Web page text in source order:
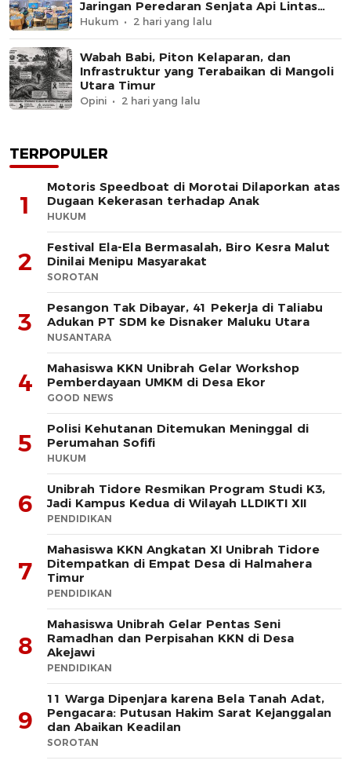
Jaringan Peredaran Senjata Api Lintas
Negara
Hukum 2 hari yang lalu
Wabah Babi, Piton Kelaparan, dan
Infrastruktur yang Terabaikan di Mangoli
Utara Timur
Opini 2 hari yang lalu
TERPOPULER
1
Motoris Speedboat di Morotai Dilaporkan atas
Dugaan Kekerasan terhadap Anak
HUKUM
2
Festival Ela-Ela Bermasalah, Biro Kesra Malut
Dinilai Menipu Masyarakat
SOROTAN
3
Pesangon Tak Dibayar, 41 Pekerja di Taliabu
Adukan PT SDM ke Disnaker Maluku Utara
NUSANTARA
4
Mahasiswa KKN Unibrah Gelar Workshop
Pemberdayaan UMKM di Desa Ekor
GOOD NEWS
5
Polisi Kehutanan Ditemukan Meninggal di
Perumahan Sofifi
HUKUM
6
Unibrah Tidore Resmikan Program Studi K3,
Jadi Kampus Kedua di Wilayah LLDIKTI XII
PENDIDIKAN
7
Mahasiswa KKN Angkatan XI Unibrah Tidore
Ditempatkan di Empat Desa di Halmahera
Timur
PENDIDIKAN
8
Mahasiswa Unibrah Gelar Pentas Seni
Ramadhan dan Perpisahan KKN di Desa
Akejawi
PENDIDIKAN
9
11 Warga Dipenjara karena Bela Tanah Adat,
Pengacara: Putusan Hakim Sarat Kejanggalan
dan Abaikan Keadilan
SOROTAN